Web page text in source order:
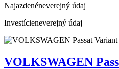
Najazdenéneverejný údaj
Investícieneverejný údaj
VOLKSWAGEN